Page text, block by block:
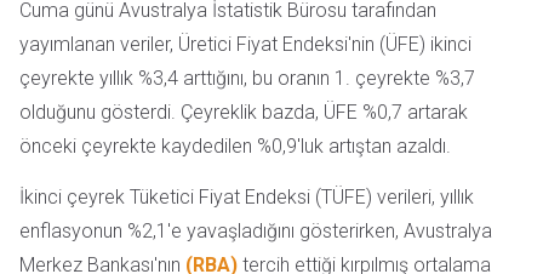
Cuma günü Avustralya İstatistik Bürosu tarafından
yayımlanan veriler, Üretici Fiyat Endeksi'nin (ÜFE) ikinci
çeyrekte yıllık %3,4 arttığını, bu oranın 1. çeyrekte %3,7
olduğunu gösterdi. Çeyreklik bazda, ÜFE %0,7 artarak
önceki çeyrekte kaydedilen %0,9'luk artıştan azaldı.
İkinci çeyrek Tüketici Fiyat Endeksi (TÜFE) verileri, yıllık
enflasyonun %2,1'e yavaşladığını gösterirken, Avustralya
Merkez Bankası'nın (RBA) tercih ettiği kırpılmış ortalama